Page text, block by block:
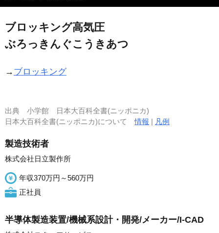
ブロッキング高気圧
ぶろっきんぐこうきあつ
→ ブロッキング
出典 小学館 日本大百科全書(ニッポニカ)
日本大百科全書(ニッポニカ)について情報 | 凡例
製造技術者
株式会社日立製作所
年収370万円～560万円
正社員
半導体製造装置/機械系設計・開発/メーカー/I-CAD